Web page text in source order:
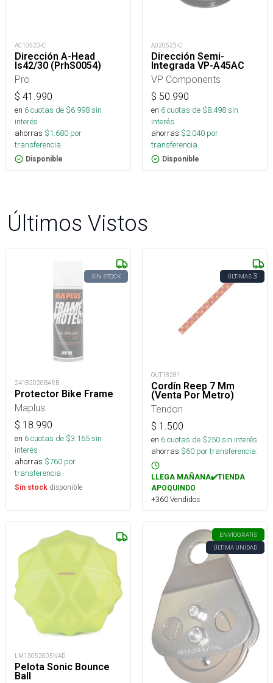
A010520-C
Dirección A-Head
Is42/30 (PrhS0054)
Pro
$ 41.990
en 6cuotas de $6.998sin
interés
ahorras $1.680 por
transferencia.
Disponible
A020523-C
Dirección Semi-
Integrada VP-A45AC
VP Components
$ 50.990
en 6cuotas de $8.498sin
interés
ahorras $2.040 por
transferencia.
Disponible
Últimos Vistos
SIN STOCK
24182026BARB
Protector Bike Frame
Maplus
$ 18.990
en 6cuotas de $3.165sin
interés
ahorras $760 por
transferencia.
Sin stock disponible
ÚLTIMAS3
OUT18281
Cordín Reep 7 Mm
(Venta Por Metro)
Tendon
$ 1.500
en 6cuotas de $250sin interés
ahorras $60 por transferencia.
LLEGA MAÑANA✔️TIENDA
APOQUINDO
+360 Vendidos
LM13052605NAD
Pelota Sonic Bounce
Ball
ENVÍOGRATIS
ÚLTIMA UNIDAD